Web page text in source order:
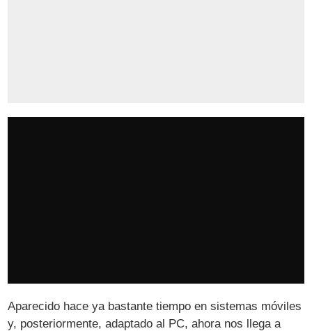
Aparecido hace ya bastante tiempo en sistemas móviles
y, posteriormente, adaptado al PC, ahora nos llega a